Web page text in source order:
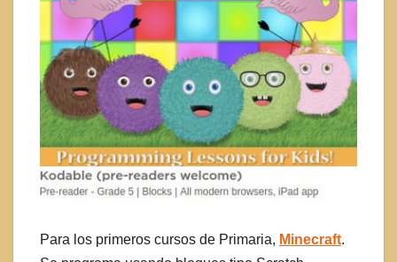
Para los primeros cursos de Primaria, Minecraft.